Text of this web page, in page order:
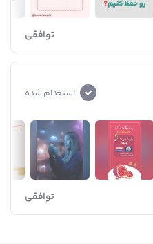
توافقی
استخدام شده
توافقی